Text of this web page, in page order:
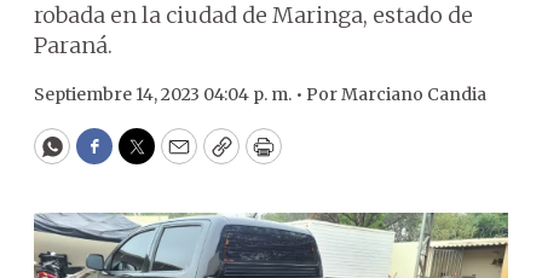
robada en la ciudad de Maringa, estado de
Paraná.
Septiembre 14, 2023 04:04 p. m. • PorMarciano Candia
WhatsApp
Facebook
Twitter
EmailCopyPrint